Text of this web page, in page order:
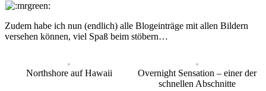
Zudem habe ich nun (endlich) alle Blogeinträge mit allen Bildern
versehen können, viel Spaß beim stöbern…
Northshore auf Hawaii
Overnight Sensation – einer der
schnellen Abschnitte